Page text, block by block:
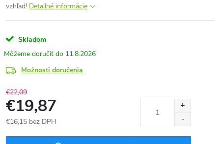
vzhľad! Detailné informácie
Skladom
11.8.2026
Možnosti doručenia
€22,09
€19,87
€16,15 bez DPH